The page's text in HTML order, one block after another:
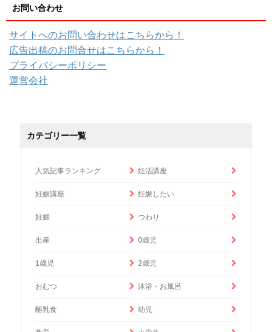
お問い合わせ
サイトへのお問い合わせはこちらから！
広告出稿のお問合せはこちらから！
プライバシーポリシー
運営会社
カテゴリー一覧
人気記事ランキング 妊活講座
妊娠講座 妊娠したい
妊娠 つわり
出産 0歳児
1歳児 2歳児
おむつ 沐浴・お風呂
離乳食 幼児